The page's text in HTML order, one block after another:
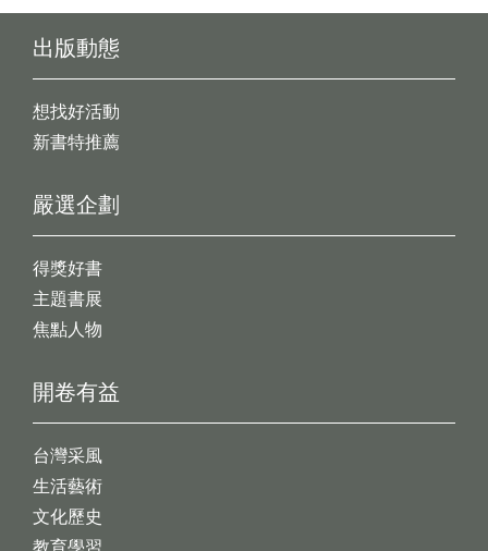
出版動態
想找好活動
新書特推薦
開卷有益
台灣采風
生活藝術
文化歷史
教育學習
嚴選企劃
得獎好書
主題書展
焦點人物